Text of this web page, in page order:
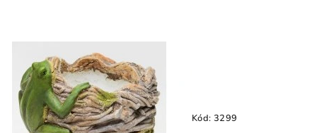
Kód: 3299